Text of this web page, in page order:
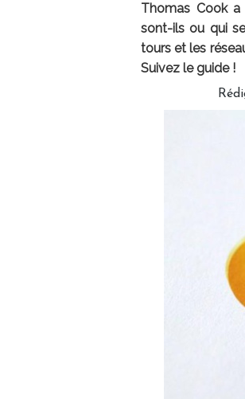
Thomas Cook a
sont-ils ou qui
tours et les
Suivez le guide !